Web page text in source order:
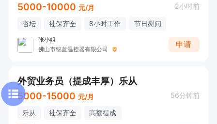
5000-10000 元/月 2小时前
杏坛 社保齐全 8小时工作 节日慰问
张小姐
佛山市锦蓝温控器有限公司
申请
外贸业务员（提成丰厚）乐从
5000-15000 元/月 56分钟前
乐从 社保齐全 高额提成